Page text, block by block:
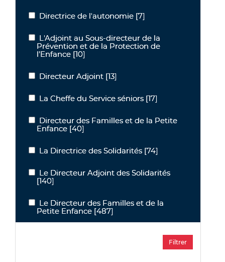
Directrice de l'autonomie
Directrice de l'autonomie [7]
L'Adjoint au Sous-directeur de la Prévention et de la Protection de
L'Adjoint au Sous-directeur de la
Prévention et de la Protection de
l’Enfance [10]
Directeur Adjoint
Directeur Adjoint [13]
La Cheffe du Service séniors
La Cheffe du Service séniors [17]
Directeur des Familles et de la Petite Enfance
Directeur des Familles et de la Petite
Enfance [40]
La Directrice des Solidarités
La Directrice des Solidarités [74]
Le Directeur Adjoint des Solidarités
Le Directeur Adjoint des Solidarités
[140]
Le Directeur des Familles et de la Petite Enfance
Le Directeur des Familles et de la
Petite Enfance [487]